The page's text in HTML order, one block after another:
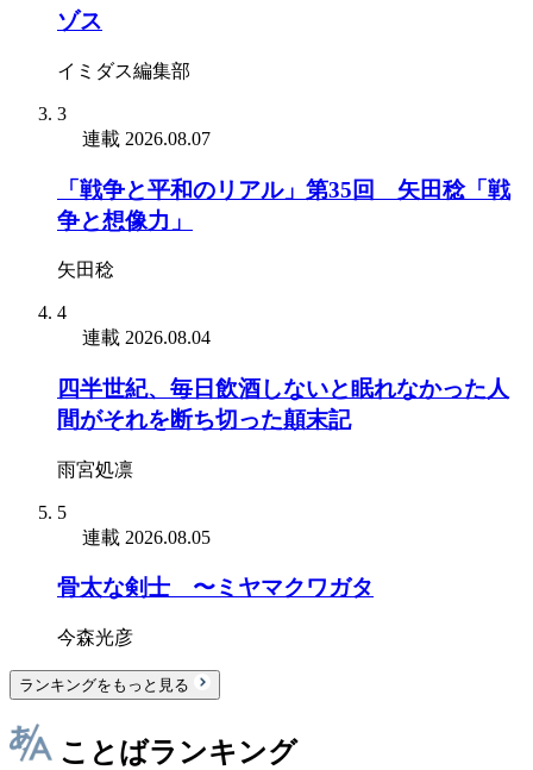
ゾス
イミダス編集部
3
連載 2026.08.07
「戦争と平和のリアル」第35回 矢田稔「戦
争と想像力」
矢田稔
4
連載 2026.08.04
四半世紀、毎日飲酒しないと眠れなかった人
間がそれを断ち切った顛末記
雨宮処凛
5
連載 2026.08.05
骨太な剣士 〜ミヤマクワガタ
今森光彦
ランキングをもっと見る
ことばランキング